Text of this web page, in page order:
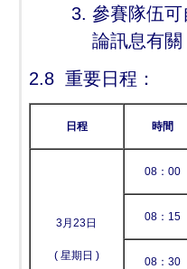
參賽隊伍
論訊息有
2.8 重要日程：
日程 時間
3月23日
( 星期日 )
08：00
08：15
08：30